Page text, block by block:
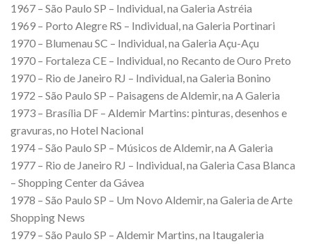
1967 – São Paulo SP – Individual, na Galeria Astréia
1969 – Porto Alegre RS – Individual, na Galeria Portinari
1970 – Blumenau SC – Individual, na Galeria Açu-Açu
1970 – Fortaleza CE – Individual, no Recanto de Ouro Preto
1970 – Rio de Janeiro RJ – Individual, na Galeria Bonino
1972 – São Paulo SP – Paisagens de Aldemir, na A Galeria
1973 – Brasília DF – Aldemir Martins: pinturas, desenhos e
gravuras, no Hotel Nacional
1974 – São Paulo SP – Músicos de Aldemir, na A Galeria
1977 – Rio de Janeiro RJ – Individual, na Galeria Casa Blanca
– Shopping Center da Gávea
1978 – São Paulo SP – Um Novo Aldemir, na Galeria de Arte
Shopping News
1979 – São Paulo SP – Aldemir Martins, na Itaugaleria